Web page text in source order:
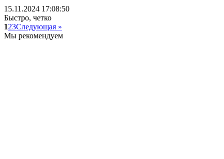
15.11.2024 17:08:50
Быстро, четко
123Следующая »
Мы рекомендуем